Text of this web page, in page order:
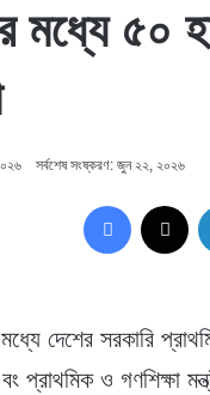
মধ্যে ৫০
সর্বশেষ সংষ্করণ: জুন ২২, ২০২৬
Facebook
দেশের সরকারি
প্রাথমিক ও